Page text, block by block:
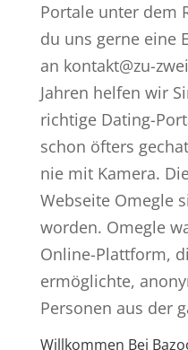
Portale unter dem
du uns gerne eine
an kontakt@zu-
Jahren helfen wir
richtige Dating-
schon öfters
nie mit Kamera.
Webseite Omegle
worden. Omegle
Online-Plattform,
ermöglichte,
Personen aus der
Willkommen Bei